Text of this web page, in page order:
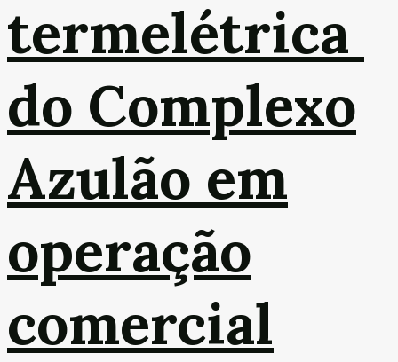
termelétrica
do Complexo
Azulão em
operação
comercial